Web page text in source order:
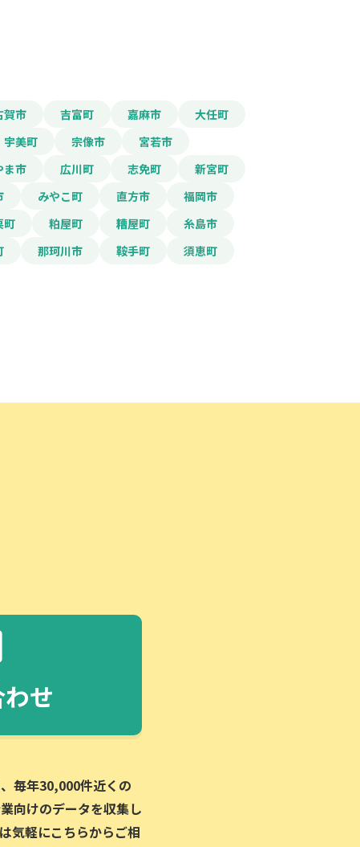
賀市 吉富町 嘉麻市
大任町
宇美町 宗像市
宮若市
ま市 広川町 志免町
新宮町
みやこ町 直方市
福岡市
町 粕屋町 糟屋町
糸島市
那珂川市 鞍手町
須恵町
せ
毎年30,000件近くの
向けのデータを収集し
気軽にこちらからご相